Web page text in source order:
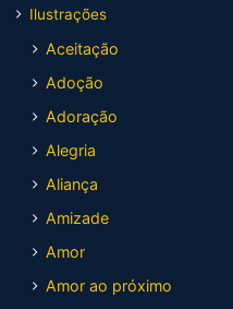
Ilustrações
Aceitação
Adoção
Adoração
Alegria
Aliança
Amizade
Amor
Amor ao próximo